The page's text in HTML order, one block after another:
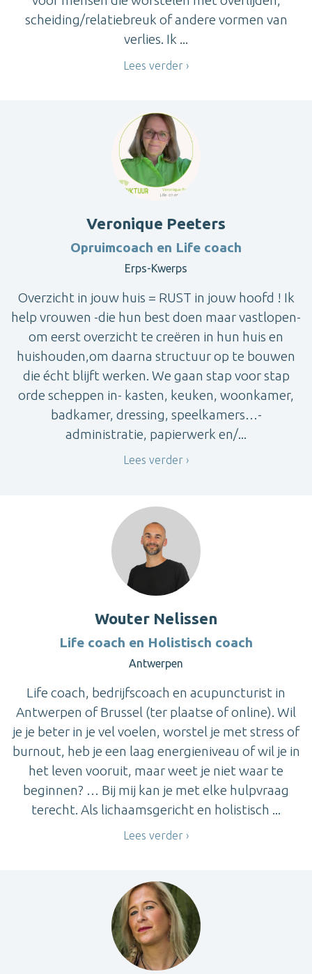
scheiding/relatiebreuk of andere vormen van
verlies. Ik ...
Lees verder
Veronique Peeters
Opruimcoach en Life coach
Erps-Kwerps
Overzicht in jouw huis = RUST in jouw hoofd ! Ik
help vrouwen -die hun best doen maar vastlopen-
om eerst overzicht te creëren in hun huis en
huishouden,om daarna structuur op te bouwen
die écht blijft werken. We gaan stap voor stap
orde scheppen in- kasten, keuken, woonkamer,
badkamer, dressing, speelkamers…-
administratie, papierwerk en/...
Lees verder
Wouter Nelissen
Life coach en Holistisch coach
Antwerpen
Life coach, bedrijfscoach en acupuncturist in
Antwerpen of Brussel (ter plaatse of online). Wil
je je beter in je vel voelen, worstel je met stress of
burnout, heb je een laag energieniveau of wil je in
het leven vooruit, maar weet je niet waar te
beginnen? … Bij mij kan je met elke hulpvraag
terecht. Als lichaamsgericht en holistisch ...
Lees verder